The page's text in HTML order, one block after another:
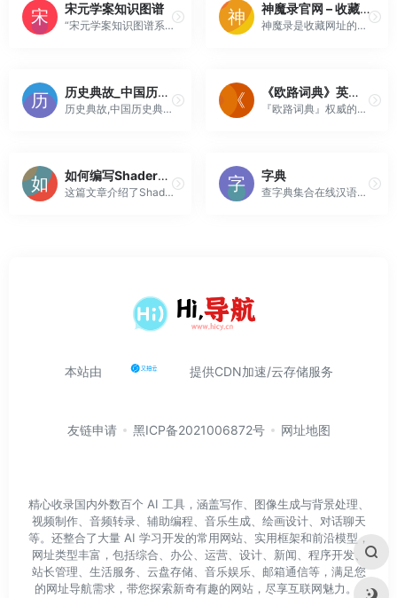
宋元学案知识图谱
“宋元学案知识图谱系统”对240万字的《宋元学案》进行了文本处理和分析，将学案中的人物、时间、地点、著作以及它们之间的复杂语义关系提取出来构造成知识图谱，提供可视化展现、交互式浏览、语义化查询等功能。
神魔录官网 – 收藏网址的地方，也是防骗小知识分享的地方
神魔录是收藏网址的地方，也是防骗小知识分享的地方
历史典故_中国历史典故大全_历史典故百科_典故来历与出处
历史典故,中国历史典故大全,历史典故百科,中国历史典故来历与出处
《欧路词典》英语翻译软件官方主页，最新支持GPT翻译和写作语法批改，英语学习首选的词典软件_欧路软件官网
『欧路词典』权威的英语词典软件，英语学习者必备的工具，为您提供单词真人发音、英语翻译、跨软件取词、文章批改、语法错误纠正、划词搜索、英语扩充词库、英语背单词、英语听力、实时英语电台等。
如何编写Shadersmod光影包(上)
这篇文章介绍了Shadersmod,也就是喜闻乐见的光影Mod的光影包制作方法,上篇包含了光影包的制作原理,以及所需的必备技巧与基础知识.
字典
查字典集合在线汉语字典,包括汉语词典,成语词典,英语词典等在线查询工具,是学生查询学习资料的好帮手。
本站由 提供CDN加速/云存储服务
友链申请 黑ICP备2021006872号 网址地图
精心收录国内外数百个 AI 工具，涵盖写作、图像生成与背景处理、
视频制作、音频转录、辅助编程、音乐生成、绘画设计、对话聊天
等。还整合了大量 AI 学习开发的常用网站、实用框架和前沿模型，
网址类型丰富，包括综合、办公、运营、设计、新闻、程序开发、
站长管理、生活服务、云盘存储、音乐娱乐、邮箱通信等，满足您
的网址导航需求，带您探索新奇有趣的网站，尽享互联网魅力。